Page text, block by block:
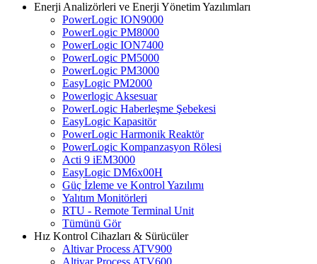
Enerji Analizörleri ve Enerji Yönetim Yazılımları
PowerLogic ION9000
PowerLogic PM8000
PowerLogic ION7400
PowerLogic PM5000
PowerLogic PM3000
EasyLogic PM2000
Powerlogic Aksesuar
PowerLogic Haberleşme Şebekesi
EasyLogic Kapasitör
PowerLogic Harmonik Reaktör
PowerLogic Kompanzasyon Rölesi
Acti 9 iEM3000
EasyLogic DM6x00H
Güç İzleme ve Kontrol Yazılımı
Yalıtım Monitörleri
RTU - Remote Terminal Unit
Tümünü Gör
Hız Kontrol Cihazları & Sürücüler
Altivar Process ATV900
Altivar Process ATV600